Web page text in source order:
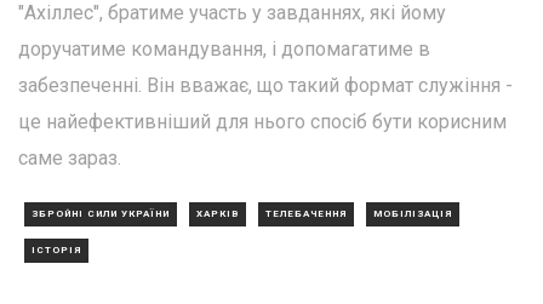
"Ахіллес", братиме участь у завданнях, які йому
доручатиме командування, і допомагатиме в
забезпеченні. Він вважає, що такий формат служіння -
це найефективніший для нього спосіб бути корисним
саме зараз.
ЗБРОЙНІ СИЛИ УКРАЇНИ ХАРКІВ ТЕЛЕБАЧЕННЯ МОБІЛІЗАЦІЯ
ІСТОРІЯ